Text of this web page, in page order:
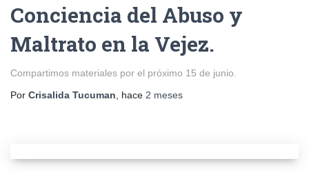
Conciencia del Abuso y
Maltrato en la Vejez.
Compartimos materiales por el próximo 15 de junio.
Por Crisalida Tucuman , hace 2 meses